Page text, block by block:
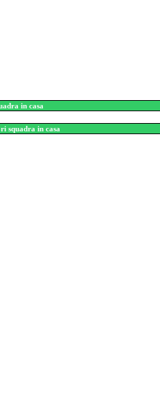
in casa
squadra in casa